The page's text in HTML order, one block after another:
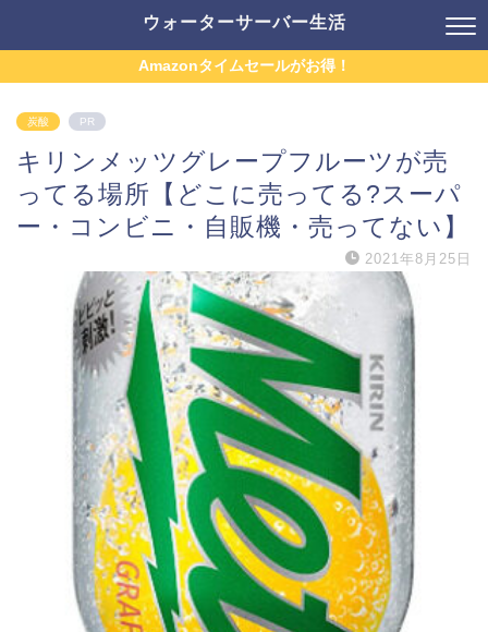
ウォーターサーバー生活
Amazonタイムセールがお得！
炭酸 PR
キリンメッツグレープフルーツが売
ってる場所【どこに売ってる?スーパ
ー・コンビニ・自販機・売ってない】
2021年8月25日